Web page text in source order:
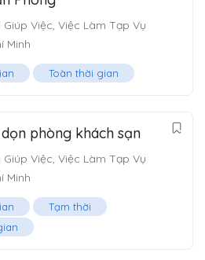
Việc, Việc Làm Tạp Vụ
Minh
Toàn thời gian
phòng khách sạn
Việc, Việc Làm Tạp Vụ
Minh
Tạm thời